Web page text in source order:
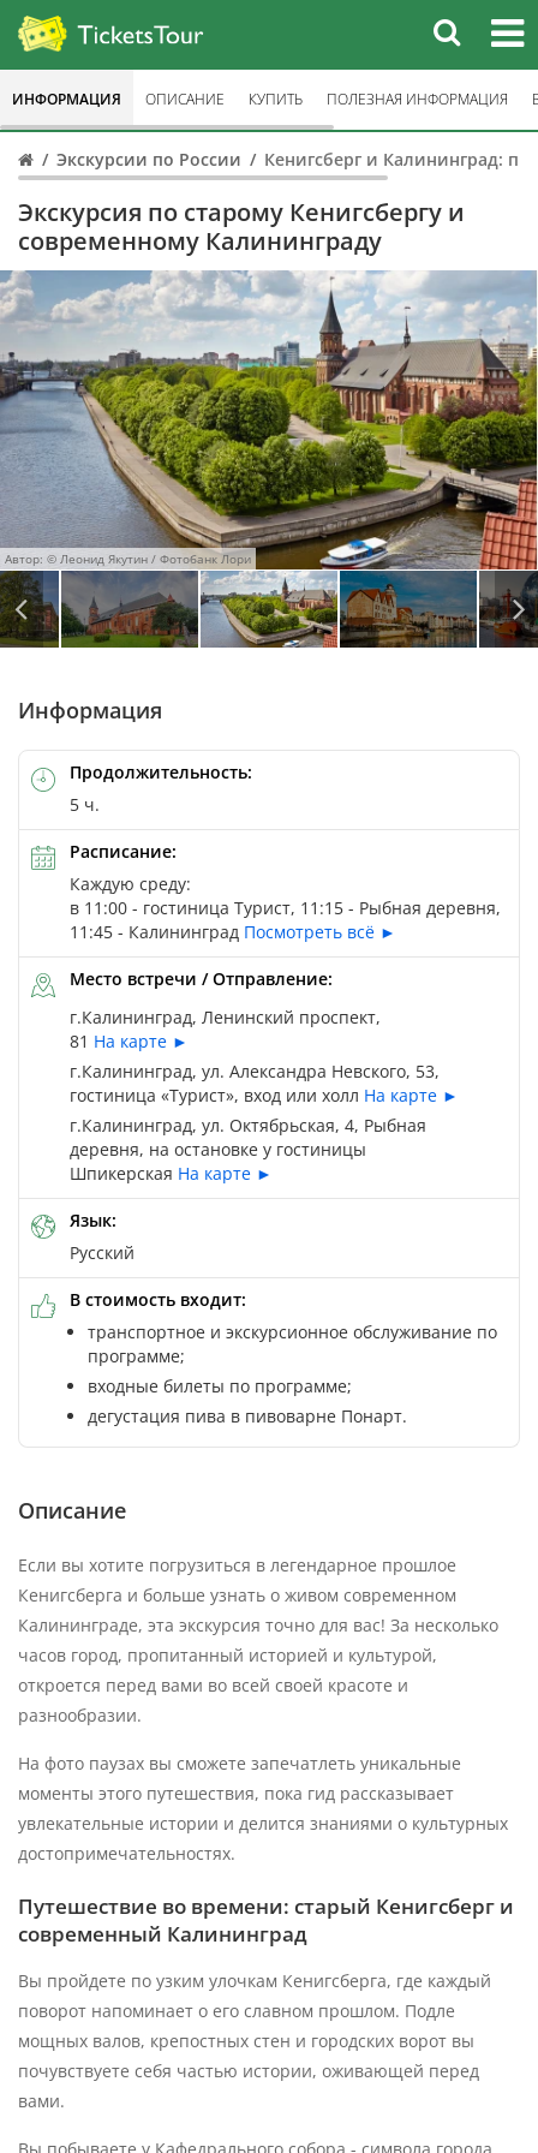
Экскурсии по России Кенигсберг и Калининград:
Экскурсия по старому Кенигсбергу и
современному Калининграду
Автор: © Леонид Якутин / Фотобанк Лори
Автор: © E. O. / Фотобанк Лори
Автор: © Сергей Афанасьев / Фотобанк Лори
Автор: © Зобков Юрий / Фотобанк Лори
Автор: © E. O. / Фотобанк Лори
Автор: © Parmenov Pavel / Фотобанк Лори
Автор: © Belikart / Фотобанк Лори
ИНФОРМАЦИЯ ОПИСАНИЕ КУПИТЬ ПОЛЕЗНАЯ ИНФОРМАЦИЯ
Информация
Продолжительность:
5 ч.
Расписание:
Каждую среду:
в 11:00 - гостиница Турист, 11:15 - Рыбная деревня,
11:45 - Калининград Посмотреть всё ►
Место встречи / Отправление:
г.Калининград, Ленинский проспект,
81 На карте ►
г.Калининград, ул. Александра Невского, 53,
гостиница «Турист», вход или холл На карте ►
г.Калининград, ул. Октябрьская, 4, Рыбная
деревня, на остановке у гостиницы
Шпикерская На карте ►
Язык:
Русский
В стоимость входит:
транспортное и экскурсионное обслуживание по
программе;
входные билеты по программе;
дегустация пива в пивоварне Понарт.
Описание
Если вы хотите погрузиться в легендарное прошлое
Кенигсберга и больше узнать о живом современном
Калининграде, эта экскурсия точно для вас! За несколько
часов город, пропитанный историей и культурой,
откроется перед вами во всей своей красоте и
разнообразии.
На фото паузах вы сможете запечатлеть уникальные
моменты этого путешествия, пока гид рассказывает
увлекательные истории и делится знаниями о культурных
достопримечательностях.
Путешествие во времени: старый Кенигсберг и
современный Калининград
Вы пройдете по узким улочкам Кенигсберга, где каждый
поворот напоминает о его славном прошлом. Подле
мощных валов, крепостных стен и городских ворот вы
почувствуете себя частью истории, оживающей перед
вами.